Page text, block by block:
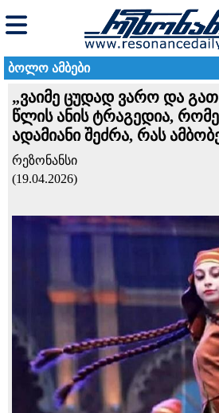
ბოლო ამბები
„ვა­ი­მე ცუ­დად ვარო და
წლის ანის ტრაგედია,
ადამიანი შეძრა, რას
რეზონანსი
(19.04.2026)